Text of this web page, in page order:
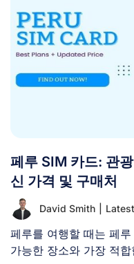
페루 SIM 카드: 관
신 가격 및 구매처
David Smith
페루를 여행할 때는 페
가능한 장소와 가장 적